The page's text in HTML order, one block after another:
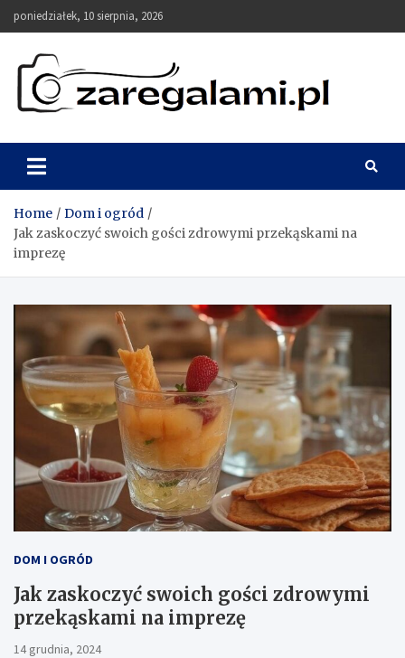
to
poniedziałek, 10 sierpnia, 2026
zaregalami.pl
Home
Dom i ogród
Jak zaskoczyć swoich gości zdrowymi przekąskami na
imprezę
DOM I OGRÓD
Jak zaskoczyć swoich gości zdrowymi
przekąskami na imprezę
14 grudnia, 2024